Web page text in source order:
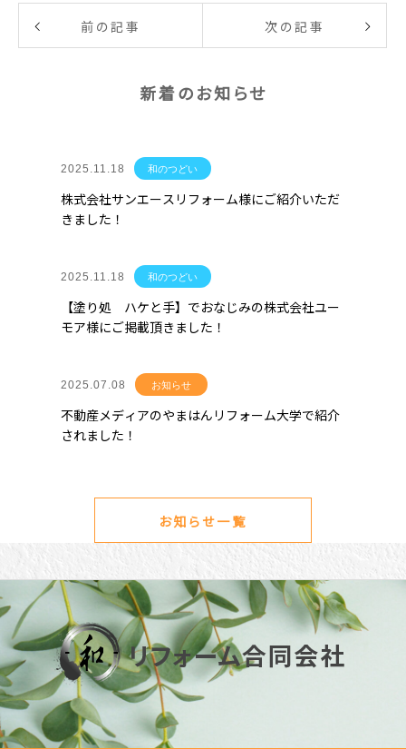
前の記事 次の記事
新着のお知らせ
2025.11.18 和のつどい
株式会社サンエースリフォーム様にご紹介いただ
きました！
2025.11.18 和のつどい
【塗り処 ハケと手】でおなじみの株式会社ユー
モア様にご掲載頂きました！
2025.07.08 お知らせ
不動産メディアのやまはんリフォーム大学で紹介
されました！
お知らせ一覧